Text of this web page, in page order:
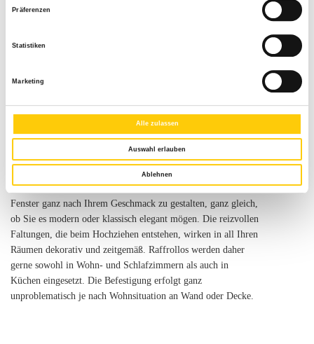
Präferenzen
Statistiken
Marketing
Alle zulassen
Auswahl erlauben
Ablehnen
Bedienung: Kette, Schnur, Griff, Batterieantrieb
Bildschirmarbeitsplätze, Festverglasungen
Raffrollos – in der Fachsprache auch Faltrollos genannt – sind
sehr beliebt bei Bauherrn. Denn durch nahezu unzählige
Variationen ermöglichen sie Ihnen den Sonnenschutz am
Fenster ganz nach Ihrem Geschmack zu gestalten, ganz gleich,
ob Sie es modern oder klassisch elegant mögen. Die reizvollen
Faltungen, die beim Hochziehen entstehen, wirken in all Ihren
Räumen dekorativ und zeitgemäß. Raffrollos werden daher
gerne sowohl in Wohn- und Schlafzimmern als auch in
Küchen eingesetzt. Die Befestigung erfolgt ganz
unproblematisch je nach Wohnsituation an Wand oder Decke.